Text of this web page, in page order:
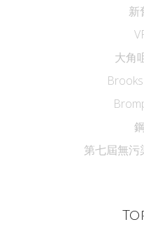
新
大角
第七屆無污